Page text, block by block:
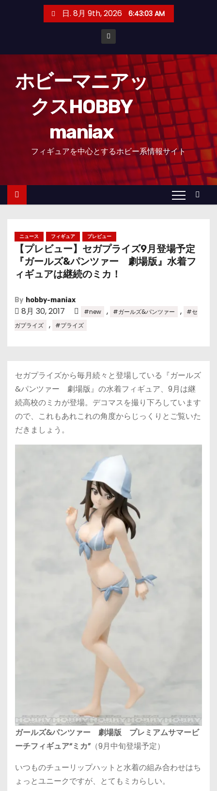
日. 8月 9th, 2026 6:43:04 AM
ホビーマニアッ
クスHOBBY
maniax
フィギュアを中心とするホビー系情報サイト
ニュース フィギュア プレビュー
【プレビュー】セガプライズ9月登場予定
『ガールズ&パンツァー 劇場版』水着フ
ィギュアは継続のミカ！
By hobby-maniax
8月 30, 2017 #new , #ガールズ&パンツァー ,
#セ
ガプライズ
, #プライズ
セガプライズから毎月続々と登場している『ガールズ
&パンツァー 劇場版』の水着フィギュア、9月は継
続高校のミカが登場。デコマスを撮り下ろしています
ので、これもあれこれの角度からじっくりとご覧いた
だきましょう。
ガールズ&パンツァー 劇場版 プレミアムサマービ
ーチフィギュア“ミカ”（9月中旬登場予定）
いつものチューリップハットと水着の組み合わせはち
ょっとユニークですが、とてもミカらしい。